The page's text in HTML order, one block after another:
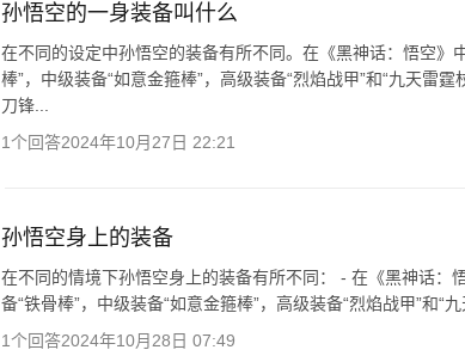
孙悟空的一身装备叫什么
在不同的设定中孙悟空的装备有所不同。在《黑神话：悟空》
棒”，中级装备“如意金箍棒”，高级装备“烈焰战甲”和“九天雷
刀锋...
1个回答2024年10月27日 22:21
孙悟空身上的装备
在不同的情境下孙悟空身上的装备有所不同： - 在《黑神话：
备“铁骨棒”，中级装备“如意金箍棒”，高级装备“烈焰战甲”和“
1个回答2024年10月28日 07:49